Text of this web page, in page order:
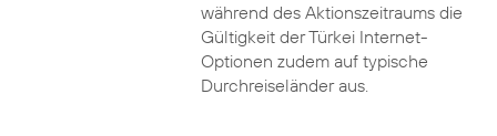
während des Aktionszeitraums die
Gültigkeit der Türkei Internet-
Optionen zudem auf typische
Durchreiseländer aus.